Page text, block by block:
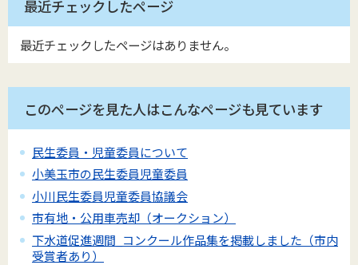
最近チェックしたページ
最近チェックしたページはありません。
このページを見た人はこんなページも見ています
民生委員・児童委員について
小美玉市の民生委員児童委員
小川民生委員児童委員協議会
市有地・公用車売却（オークション）
下水道促進週間_コンクール作品集を掲載しました（市内
受賞者あり）